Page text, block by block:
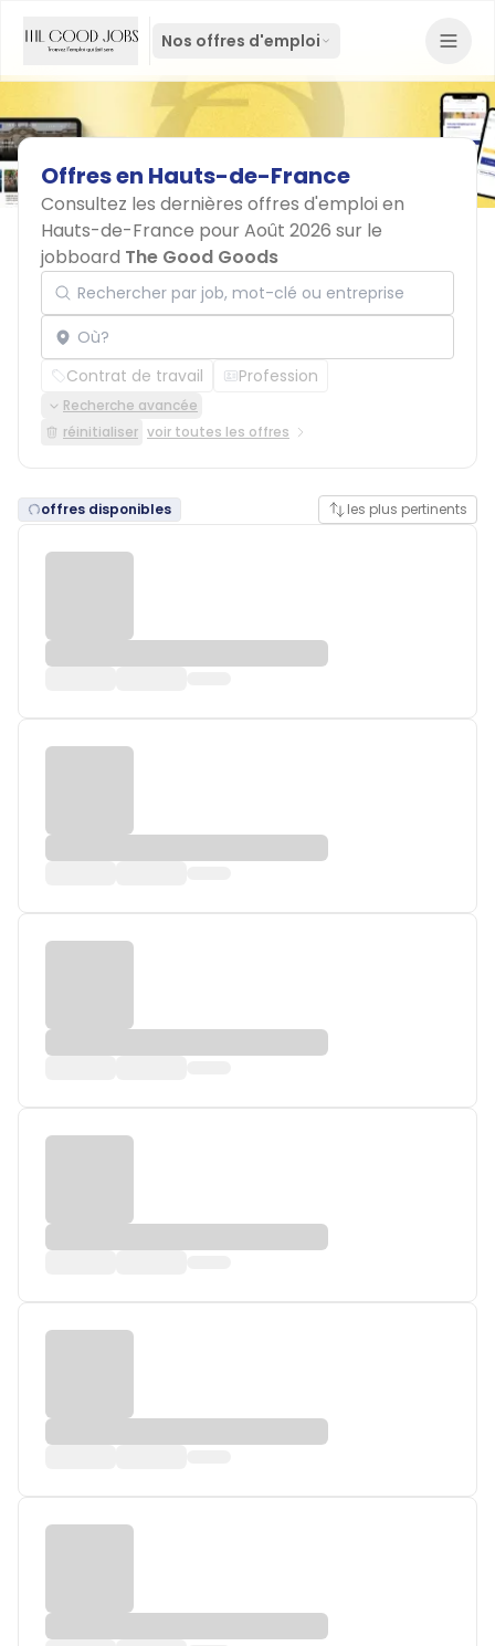
Nos offres d'emploi
Offresen Hauts-de-France
Consultez les dernières offres d'emploi en
Hauts-de-France pour Août 2026 sur le
jobboard The Good Goods
Rechercher par job, mot-clé ou entreprise
Localisation
Contrat de travail Profession
Recherche avancée
réinitialiser voir toutes les offres
offres disponibles les plus pertinents